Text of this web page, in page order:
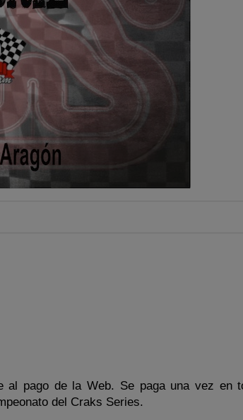
al pago de la Web. Se paga una vez en
del Craks Series.